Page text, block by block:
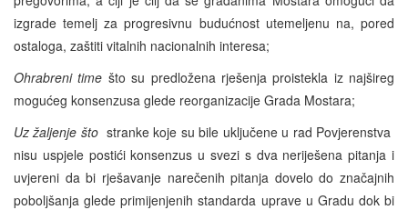
izgrade temelj za progresivnu budućnost utemeljenu na, pored
ostaloga, zaštiti vitalnih nacionalnih interesa;
Ohrabreni time što su predložena rješenja proistekla iz najšireg
mogućeg konsenzusa glede reorganizacije Grada Mostara;
Uz žaljenje što stranke koje su bile uključene u rad Povjerenstva
nisu uspjele postići konsenzus u svezi s dva neriješena pitanja i
uvjereni da bi rješavanje narečenih pitanja dovelo do značajnih
poboljšanja glede primijenjenih standarda uprave u Gradu dok bi